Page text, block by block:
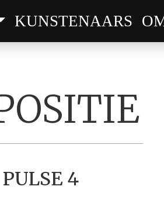
KUNSTENAARS
PULSE 4